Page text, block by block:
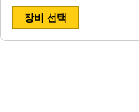
장비 선택